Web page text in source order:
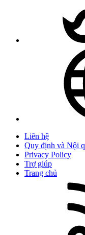
Liên hệ
Quy định và Nội
Privacy Policy
Trợ giúp
Trang chủ